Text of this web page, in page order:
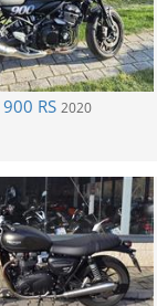
RS 2020